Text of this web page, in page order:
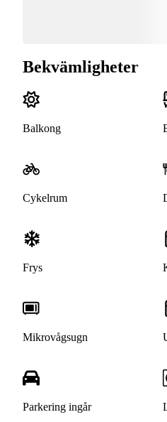
Bekvämligheter
Balkong
Cykelrum
Frys
Mikrovågsugn
Parkering ingår